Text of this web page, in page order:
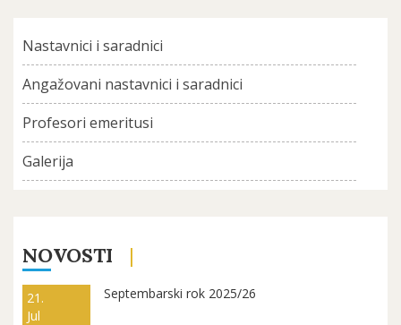
Nastavnici i saradnici
Angažovani nastavnici i saradnici
Profesori emeritusi
Galerija
NOVOSTI
21.
Jul
Septembarski rok 2025/26